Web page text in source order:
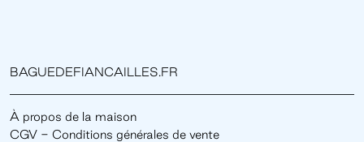
BAGUEDEFIANCAILLES.FR
À propos de la maison
CGV - Conditions générales de vente